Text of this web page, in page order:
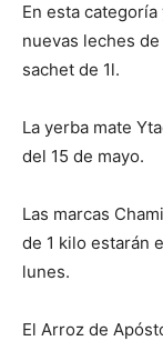
En esta
nuevas leches
sachet de 1l.
La yerba mate
del 15 de mayo.
Las marcas
de 1 kilo estarán
lunes.
El Arroz de